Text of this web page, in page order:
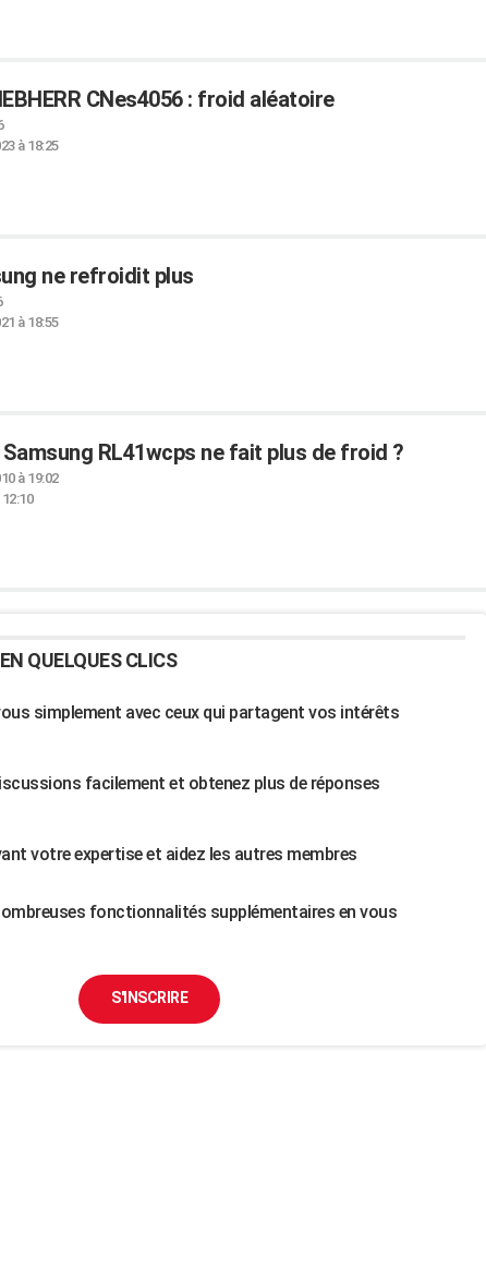
CNes4056 : froid aléatoire
à 18:25
ne refroidit plus
à 18:55
RL41wcps ne fait plus de froid ?
à 19:02
QUELQUES CLICS
simplement avec ceux qui partagent vos intérêts
facilement et obtenez plus de réponses
votre expertise et aidez les autres membres
fonctionnalités supplémentaires en vous
S'INSCRIRE